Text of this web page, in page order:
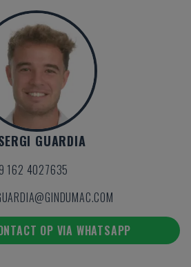
GUARDIA
162 4027635
OP VIA WHATSAPP